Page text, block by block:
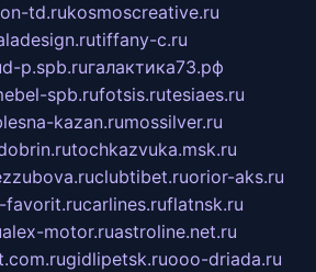
td.rukosmoscreative.ru
tiffany-c.ru
d-p.spb.ruгалактика73.рф
spb.rufotsis.rutesiaes.ru
kazan.rumossilver.ru
tochkazvuka.msk.ru
clubtibet.ruorior-aks.ru
favorit.rucarlines.ruflatnsk.ru
alex-motor.ruastroline.net.ru
gidlipetsk.ruooo-driada.ru